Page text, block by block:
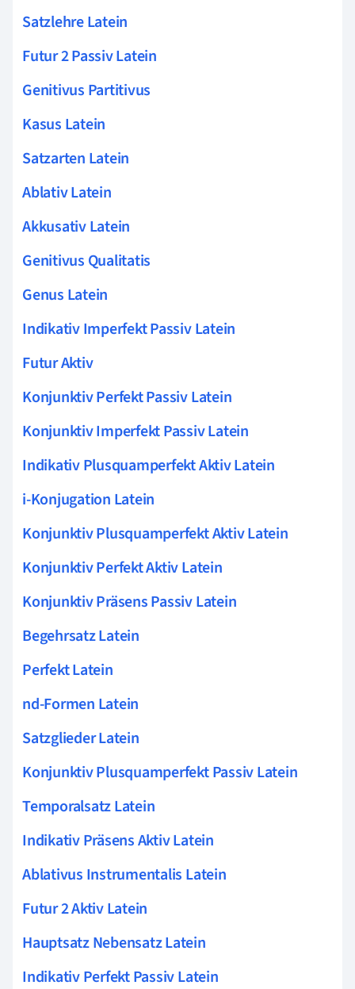
Satzlehre Latein
Futur 2 Passiv Latein
Genitivus Partitivus
Kasus Latein
Satzarten Latein
Ablativ Latein
Akkusativ Latein
Genitivus Qualitatis
Genus Latein
Indikativ Imperfekt Passiv Latein
Futur Aktiv
Konjunktiv Perfekt Passiv Latein
Konjunktiv Imperfekt Passiv Latein
Indikativ Plusquamperfekt Aktiv Latein
i-Konjugation Latein
Konjunktiv Plusquamperfekt Aktiv Latein
Konjunktiv Perfekt Aktiv Latein
Konjunktiv Präsens Passiv Latein
Begehrsatz Latein
Perfekt Latein
nd-Formen Latein
Satzglieder Latein
Konjunktiv Plusquamperfekt Passiv Latein
Temporalsatz Latein
Indikativ Präsens Aktiv Latein
Ablativus Instrumentalis Latein
Futur 2 Aktiv Latein
Hauptsatz Nebensatz Latein
Indikativ Perfekt Passiv Latein